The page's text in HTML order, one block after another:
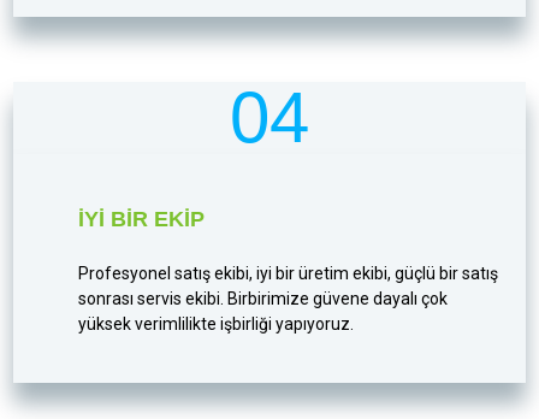
04
İYI BIR EKIP
Profesyonel satış ekibi, iyi bir üretim ekibi, güçlü bir satış
sonrası servis ekibi. Birbirimize güvene dayalı çok
yüksek verimlilikte işbirliği yapıyoruz.